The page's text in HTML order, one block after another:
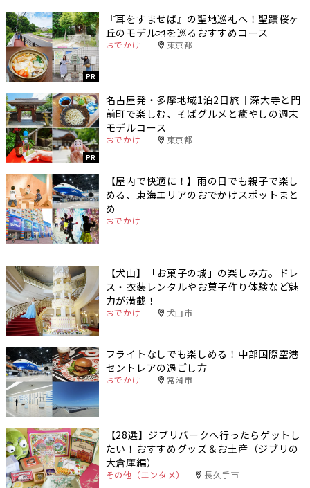
PR
『耳をすませば』の聖地巡礼へ！聖蹟桜ヶ
丘のモデル地を巡るおすすめコース
おでかけ 東京都
PR
名古屋発・多摩地域1泊2日旅｜深大寺と門
前町で楽しむ、そばグルメと癒やしの週末
モデルコース
おでかけ 東京都
【屋内で快適に！】雨の日でも親子で楽し
める、東海エリアのおでかけスポットまと
め
おでかけ
【犬山】「お菓子の城」の楽しみ方。ドレ
ス・衣装レンタルやお菓子作り体験など魅
力が満載！
おでかけ 犬山市
フライトなしでも楽しめる！中部国際空港
セントレアの過ごし方
おでかけ 常滑市
【28選】ジブリパークへ行ったらゲットし
たい！おすすめグッズ＆お土産（ジブリの
大倉庫編）
その他（エンタメ） 長久手市